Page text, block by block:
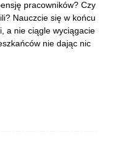
pracowników? Czy
Nauczcie się w końcu
a nie ciągle wyciągacie
nie dając nic